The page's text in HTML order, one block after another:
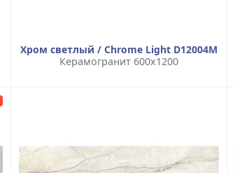
Хром светлый / Chrome Light D12004M
Керамогранит 600x1200